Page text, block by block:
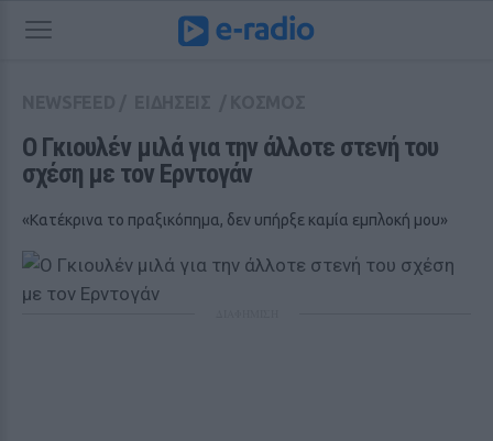
Ο Γκιουλέν μιλά για την άλλοτε στενή του
σχέση με τον Ερντογάν
«Κατέκρινα το πραξικόπημα, δεν υπήρξε καμία εμπλοκή μου»